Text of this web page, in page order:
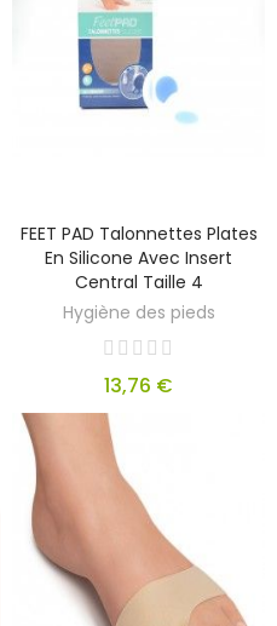
FEET PAD Talonnettes Plates
En Silicone Avec Insert
Central Taille 4
Hygiène des pieds
13,76 €